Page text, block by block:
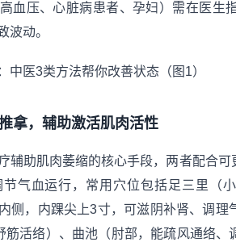
血压、心脏病患者、孕妇）需在医生
波动。
拿，辅助激活肌肉活性
辅助肌肉萎缩的核心手段，两者配合
气血运行，常用穴位包括足三里（
侧，内踝尖上3寸，可滋阴补肾、调
筋活络）、曲池（肘部，能疏风通络